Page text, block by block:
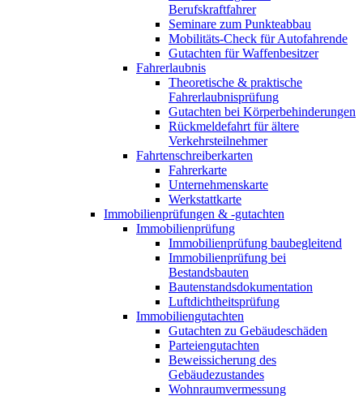
Berufskraftfahrer
Seminare zum Punkteabbau
Mobilitäts-Check für Autofahrende
Gutachten für Waffenbesitzer
Fahrerlaubnis
Theoretische & praktische
Fahrerlaubnisprüfung
Gutachten bei Körperbehinderungen
Rückmeldefahrt für ältere
Verkehrsteilnehmer
Fahrtenschreiberkarten
Fahrerkarte
Unternehmenskarte
Werkstattkarte
Immobilienprüfungen & -gutachten
Immobilienprüfung
Immobilienprüfung baubegleitend
Immobilienprüfung bei
Bestandsbauten
Bautenstandsdokumentation
Luftdichtheitsprüfung
Immobiliengutachten
Gutachten zu Gebäudeschäden
Parteiengutachten
Beweissicherung des
Gebäudezustandes
Wohnraumvermessung